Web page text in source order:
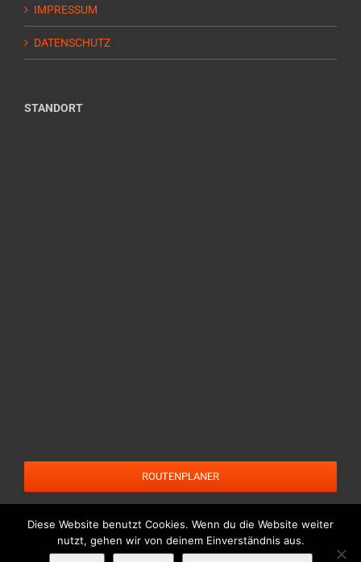
IMPRESSUM
DATENSCHUTZ
STANDORT
ROUTENPLANER
Diese Website benutzt Cookies. Wenn du die Website weiter
nutzt, gehen wir von deinem Einverständnis aus.